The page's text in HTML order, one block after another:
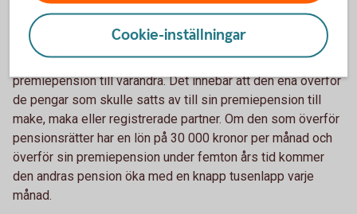
genom att överföra pensionsrätter för premiepension,
säger Madelén Falkenhäll.
Som gifta kan man överföra pensionsrätter för
premiepension till varandra. Det innebär att den ena överför
de pengar som skulle satts av till sin premiepension till
make, maka eller registrerade partner. Om den som överför
pensionsrätter har en lön på 30 000 kronor per månad och
överför sin premiepension under femton års tid kommer
den andras pension öka med en knapp tusenlapp varje
månad.
Cookie-inställningar